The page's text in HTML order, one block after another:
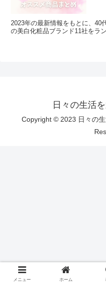
2023年の最新情報をもとに、40
の美白化粧品ブランド11社をラ
日々の生活
Copyright © 2023 日々の
メニュー ホーム